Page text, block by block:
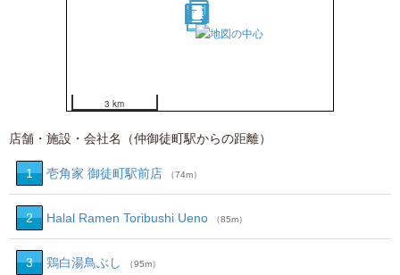
12
3
4
5
6
78
9
10
11
12
13
1415
16
17
18
19
20
3 km
店舗・施設・会社名（仲御徒町駅からの距離）
1 壱角家 御徒町駅前店 （74m）
2 Halal Ramen Toribushi Ueno （85m）
3 鶏白湯鳥ぶし （95m）